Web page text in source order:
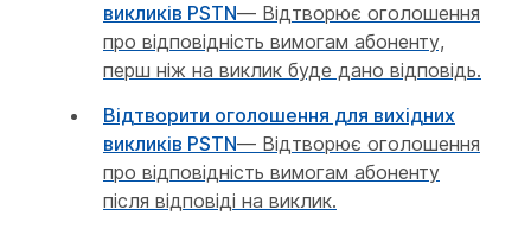
викликів PSTN— Відтворює оголошення
про відповідність вимогам абоненту,
перш ніж на виклик буде дано відповідь.
Відтворити оголошення для вихідних
викликів PSTN— Відтворює оголошення
про відповідність вимогам абоненту
після відповіді на виклик.